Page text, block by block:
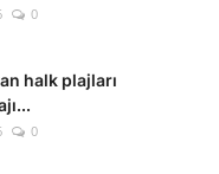
0
halk plajları
0